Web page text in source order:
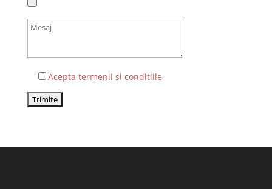
Acepta termenii si conditiile